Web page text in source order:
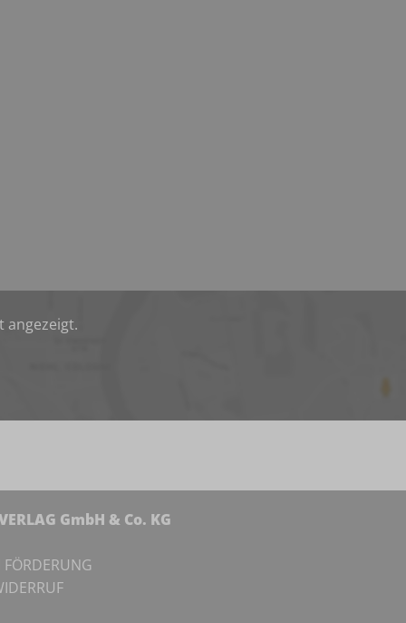
angezeigt.
GmbH & Co. KG
FÖRDERUNG